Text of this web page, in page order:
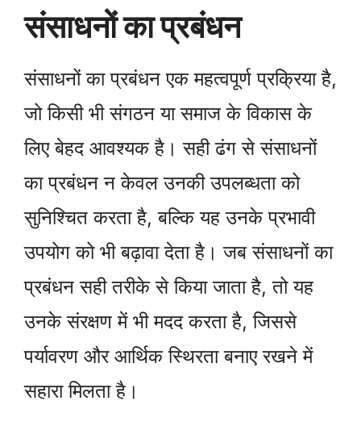
संसाधनों का प्रबंधन
संसाधनों का प्रबंधन एक महत्वपूर्ण प्रक्रिया है,
जो किसी भी संगठन या समाज के विकास के
लिए बेहद आवश्यक है। सही ढंग से संसाधनों
का प्रबंधन न केवल उनकी उपलब्धता को
सुनिश्चित करता है, बल्कि यह उनके प्रभावी
उपयोग को भी बढ़ावा देता है। जब संसाधनों का
प्रबंधन सही तरीके से किया जाता है, तो यह
उनके संरक्षण में भी मदद करता है, जिससे
पर्यावरण और आर्थिक स्थिरता बनाए रखने में
सहारा मिलता है।